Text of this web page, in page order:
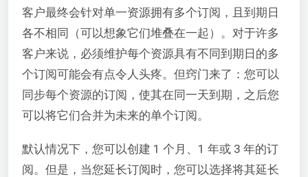
客户最终会针对单一资源拥有多个订阅，且到期日
各不相同（可以想象它们堆叠在一起）。对于许多
客户来说，必须维护每个资源具有不同到期日的多
个订阅可能会有点令人头疼。但窍门来了：您可以
同步每个资源的订阅，使其在同一天到期，之后您
可以将它们合并为未来的单个订阅。
默认情况下，您可以创建 1 个月、1 年或 3 年的订
阅。但是，当您延长订阅时，您可以选择将其延长